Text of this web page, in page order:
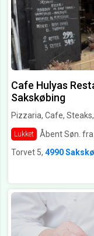
Cafe Hulyas
Sakskøbing
Pizzaria, Cafe,
Lukket Åbent Søn.
Torvet 5, 4990